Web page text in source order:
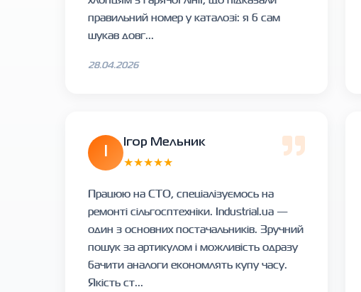
правильний номер у каталозі: я б сам
шукав довг...
28.04.2026
Ігор Мельник
★★★★★
Працюю на СТО, спеціалізуємось на
ремонті сільгосптехніки. Industrial.ua —
один з основних постачальників. Зручний
пошук за артикулом і можливість одразу
бачити аналоги економлять купу часу.
Якість ст...